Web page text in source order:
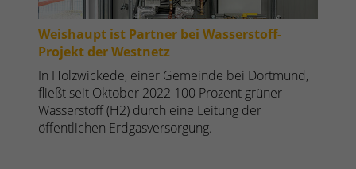
Weishaupt ist Partner bei Wasserstoff-
Projekt der Westnetz
In Holzwickede, einer Gemeinde bei Dortmund,
fließt seit Oktober 2022 100 Prozent grüner
Wasserstoff (H2) durch eine Leitung der
öffentlichen Erdgasversorgung.